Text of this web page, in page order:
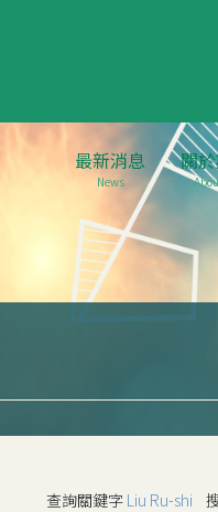
最新消息
News
關
查詢關鍵字 Liu Ru-shi